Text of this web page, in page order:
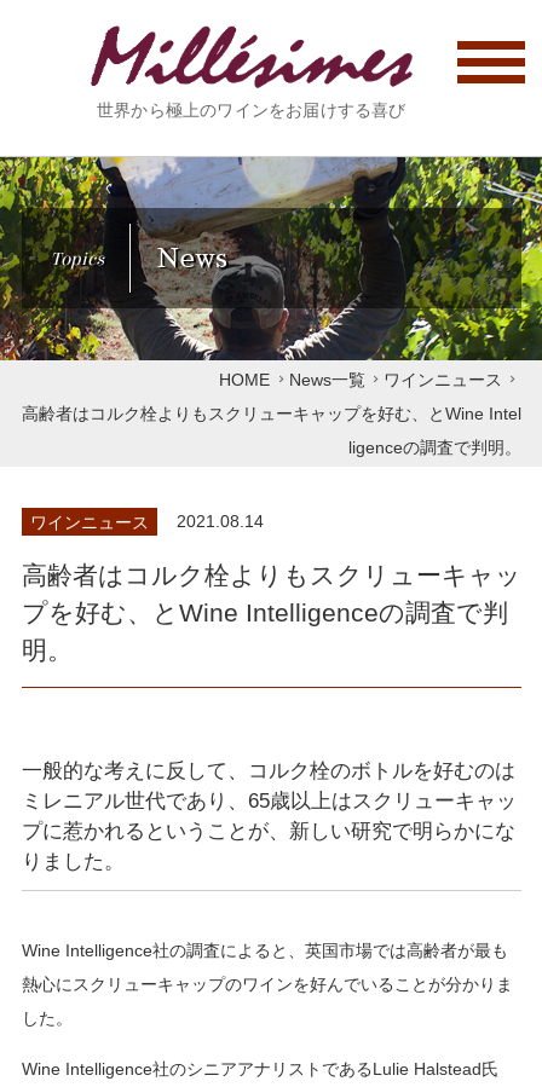
世界から極上のワインをお届けする喜び
Topics News
HOME News一覧
ワインニュース
高齢者はコルク栓よりもスクリューキャップを好む、とWine Intel
ligenceの調査で判明。
ワインニュース 2021.08.14
高齢者はコルク栓よりもスクリューキャッ
プを好む、とWine Intelligenceの調査で判
明。
一般的な考えに反して、コルク栓のボトルを好むのは
ミレニアル世代であり、65歳以上はスクリューキャッ
プに惹かれるということが、新しい研究で明らかにな
りました。
Wine Intelligence社の調査によると、英国市場では高齢者が最も
熱心にスクリューキャップのワインを好んでいることが分かりま
した。
Wine Intelligence社のシニアアナリストであるLulie Halstead氏